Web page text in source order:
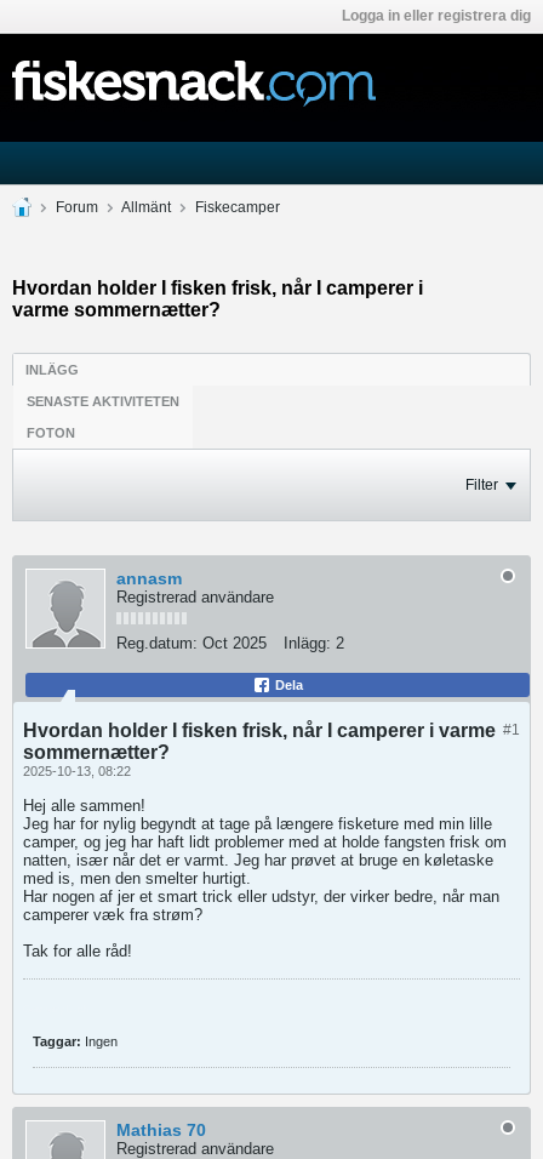
Logga in eller registrera dig
Forum Allmänt Fiskecamper
Hvordan holder I fisken frisk, når I camperer i
varme sommernætter?
INLÄGG
SENASTE AKTIVITETEN
FOTON
Filter
annasm
Registrerad användare
Reg.datum: Oct 2025 Inlägg: 2
Dela
#1
Hvordan holder I fisken frisk, når I camperer i varme
sommernætter?
2025-10-13, 08:22
Hej alle sammen!
Jeg har for nylig begyndt at tage på længere fisketure med min lille
camper, og jeg har haft lidt problemer med at holde fangsten frisk om
natten, især når det er varmt. Jeg har prøvet at bruge en køletaske
med is, men den smelter hurtigt.
Har nogen af jer et smart trick eller udstyr, der virker bedre, når man
camperer væk fra strøm?
Tak for alle råd!
Taggar: Ingen
Mathias 70
Registrerad användare